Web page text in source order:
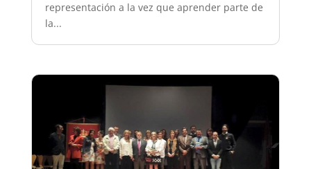
representación a la vez que aprender parte de
la...